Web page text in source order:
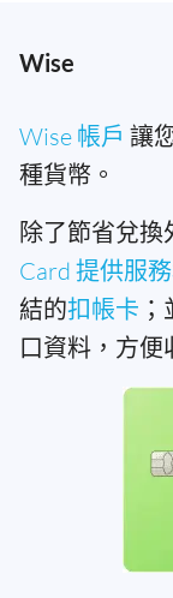
Wise
Wise 帳戶 讓
種貨幣。
除了節省兌換
Card 提供服
結的扣帳卡
口資料，方便